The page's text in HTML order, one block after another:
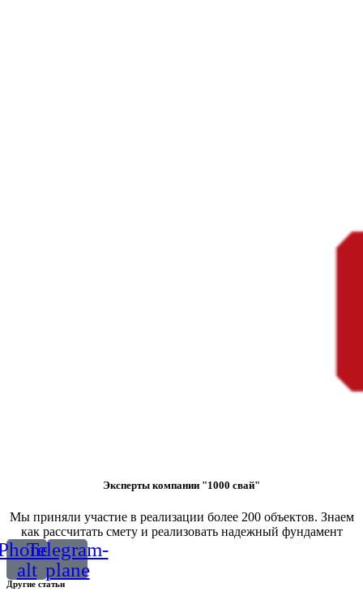
Эксперты компании "1000 свай"
Мы приняли участие в реализации более 200 объектов. Знаем
как рассчитать смету и реализовать надежный фундамент
alt
Telegram-
plane
Другие статьи